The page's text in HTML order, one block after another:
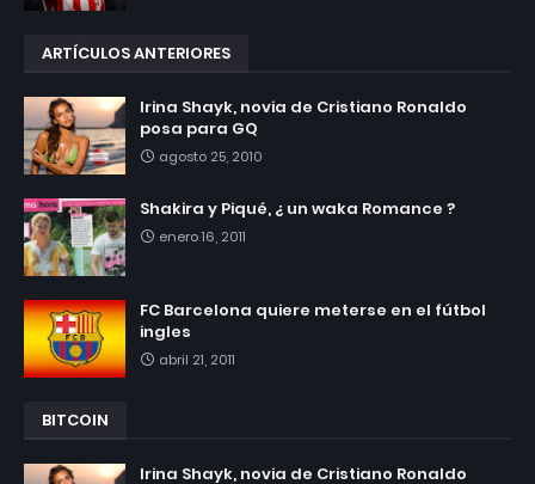
ARTÍCULOS ANTERIORES
Irina Shayk, novia de Cristiano Ronaldo
posa para GQ
agosto 25, 2010
Shakira y Piqué, ¿ un waka Romance ?
enero 16, 2011
FC Barcelona quiere meterse en el fútbol
ingles
abril 21, 2011
BITCOIN
Irina Shayk, novia de Cristiano Ronaldo